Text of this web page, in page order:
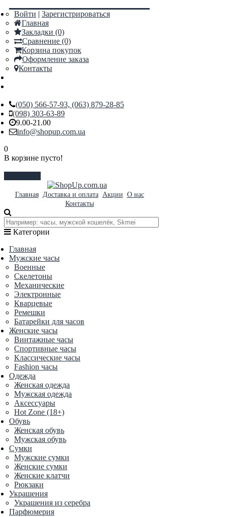
Войти | Зарегистрироваться
Главная
Закладки (0)
Сравнение (0)
Корзина покупок
Оформление заказа
Контакты
(050) 566-57-93, (063) 879-28-85
(098) 303-63-89
9.00-21.00
info@shopup.com.ua
0
В корзине пусто!
Главная Доставка и оплата Акции О нас
Контакты
Категории
Главная
Мужские часы
Военные
Скелетоны
Механические
Электронные
Кварцевые
Ремешки
Батарейки для часов
Женские часы
Винтажные часы
Спортивные часы
Классические часы
Fashion часы
Одежда
Женская одежда
Мужская одежда
Аксессуары
Hot Zone (18+)
Обувь
Женская обувь
Мужская обувь
Сумки
Мужские сумки
Женские сумки
Женские клатчи
Рюкзаки
Украшения
Украшения из серебра
Парфюмерия